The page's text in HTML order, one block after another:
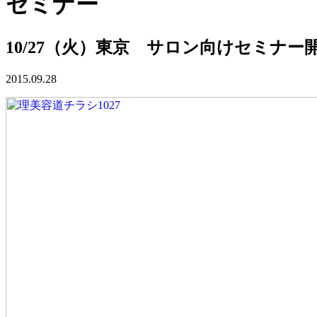
10/27（火）東京 サロン向けセミナー
2015.09.28